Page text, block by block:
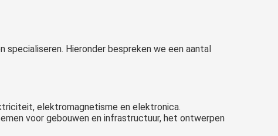
Hieronder bespreken we een aantal
elektromagnetisme en elektronica.
voor gebouwen en infrastructuur, het ontwerpen